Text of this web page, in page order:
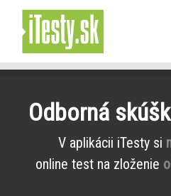
Odborná
V aplikácii iTesty si
online test na zloženie